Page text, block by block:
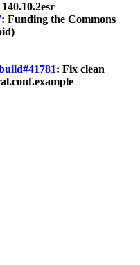
: Funding the Commons
: Fix clean